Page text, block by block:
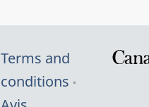
Terms and
conditions